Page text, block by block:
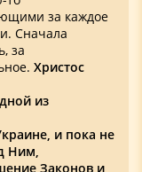
за каждое
Сначала
за
Христос
из
и пока не
Ним,
Законов и